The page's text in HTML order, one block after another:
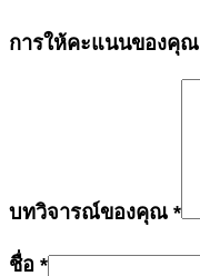
การให้คะแนนของคุณ
บทวิจารณ์ของคุณ *
ชื่อ *